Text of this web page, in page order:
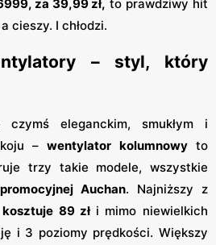
za 39,99 zł, to prawdziwy hit
cieszy. I chłodzi.
– styl, który
eleganckim, smukłym i
–wentylator kolumnowyto
trzy takie modele, wszystkie
Auchan. Najniższy z
89 zł i mimo niewielkich
i 3 poziomy prędkości. Większy